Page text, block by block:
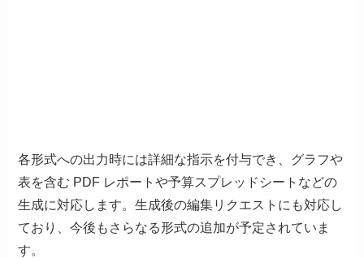
各形式への出力時には詳細な指示を付与でき、グラフや
表を含む PDF レポートや予算スプレッドシートなどの
生成に対応します。生成後の編集リクエストにも対応し
ており、今後もさらなる形式の追加が予定されていま
す。